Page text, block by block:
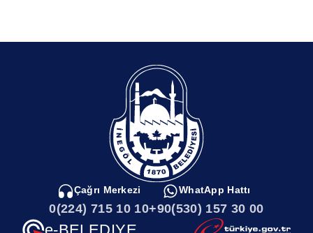
Çağrı Merkezi
0(224) 715 10 10
WhatApp Hattı
+90(530) 157 30 00